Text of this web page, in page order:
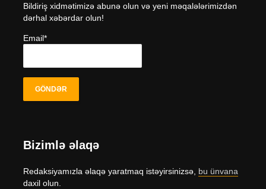
Bildiriş xidmətimizə abunə olun və yeni məqalələrimizdən
dərhal xəbərdar olun!
Email*
Bizimlə əlaqə
Redaksiyamızla əlaqə yaratmaq istəyirsinizsə, bu ünvana
daxil olun.